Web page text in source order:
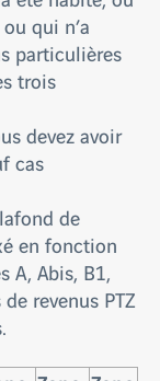
qui n’a
particulières
trois
devez avoir
cas
de
en fonction
A, Abis, B1,
revenus PTZ